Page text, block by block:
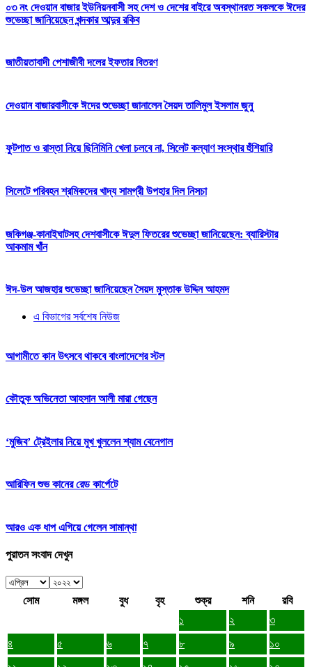
০৩ নং দেওয়ান বাজার ইউনিয়নবাসী সহ দেশ ও দেশের বাইরে অবস্থানরত সকলকে ঈদের
শুভেচ্ছা জানিয়েছেন খন্দকার আব্দুর রকিব
জাতীয়তাবাদী পেশাজীবী দলের ইফতার বিতরণ
দেওয়ান বাজারবাসীকে ঈদের শুভেচ্ছা জানালেন সৈয়দ তালিমুল ইসলাম জুনু
ফুটপাত ও রাস্তা নিয়ে ছিনিমিনি খেলা চলবে না, সিলেট কল্যাণ সংস্থার হুঁশিয়ারি
সিলেটে পরিবহন শ্রমিকদের খাদ্য সামগ্রী উপহার দিল নিসচা
জকিগঞ্জ-কানাইঘাটসহ দেশবাসীকে ঈদুল ফিতরের শুভেচ্ছা জানিয়েছেন: ব্যারিস্টার
আকমাম খাঁন
ঈদ-উল আজহার শুভেচ্ছা জানিয়েছেন সৈয়দ মুস্তাক উদ্দিন আহমদ
এ বিভাগের সর্বশেষ নিউজ
আগামীতে কান উৎসবে থাকবে বাংলাদেশের স্টল
কৌতুক অভিনেতা আহসান আলী মারা গেছেন
‘মুজিব’ ট্রেইলার নিয়ে মুখ খুললেন শ্যাম বেনেগাল
আরিফিন শুভ কানের রেড কার্পেটে
আরও এক ধাপ এগিয়ে গেলেন সামান্থা
পুরাতন সংবাদ দেখুন
সোম মঙ্গল বুধ বৃহ শুক্র শনি
রবি
১
২
৩
৪
৫ ৬ ৭ ৮ ৯
১০